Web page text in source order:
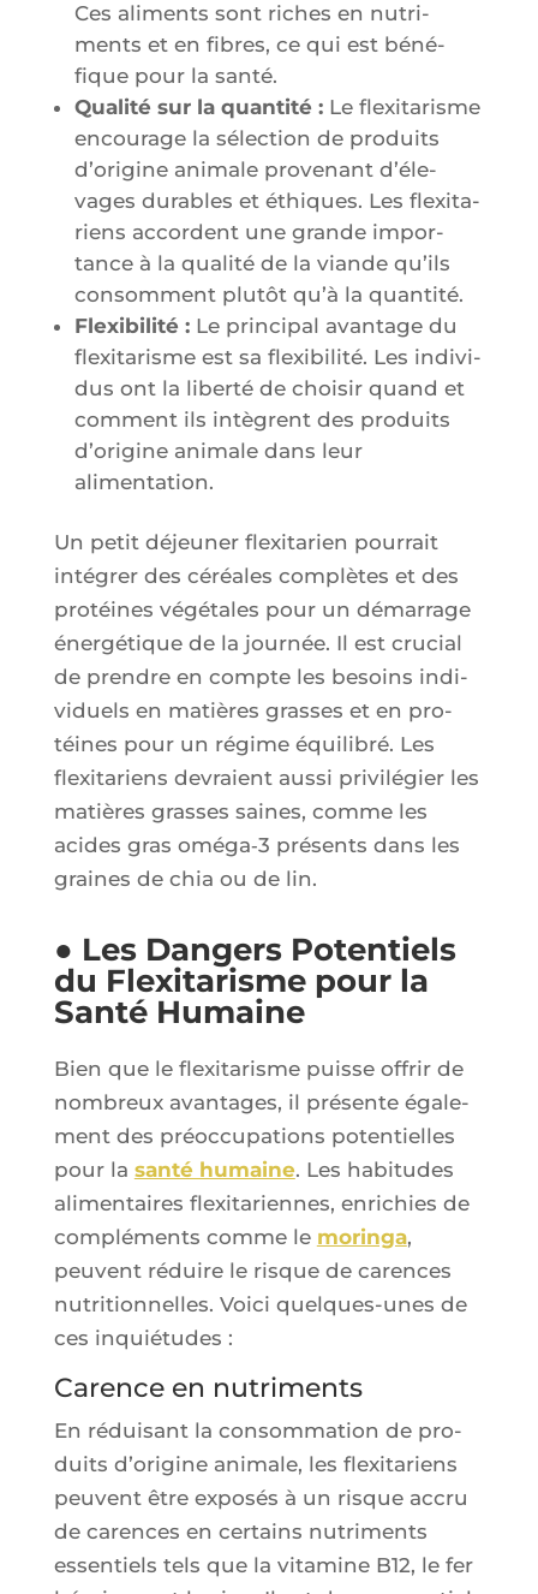
Ces ali­ments sont riches en nutri­
ments et en fibres, ce qui est béné­
fique pour la santé.
Qua­li­té sur la quan­ti­té :Le flexi­ta­risme
encou­rage la sélec­tion de pro­duits
d’o­ri­gine ani­male pro­ve­nant d’é­le­
vages durables et éthiques. Les flexi­ta­
riens accordent une grande impor­
tance à la qua­li­té de la viande qu’ils
consomment plu­tôt qu’à la quantité.
Flexi­bi­li­té :Le prin­ci­pal avan­tage du
flexi­ta­risme est sa flexi­bi­li­té. Les indi­vi­
dus ont la liber­té de choi­sir quand et
com­ment ils intègrent des pro­duits
d’o­ri­gine ani­male dans leur
alimentation.
Un petit déjeu­ner flexi­ta­rien pour­rait
inté­grer des céréales com­plètes et des
pro­téines végé­tales pour un démar­rage
éner­gé­tique de la jour­née. Il est cru­cial
de prendre en compte les besoins indi­
vi­duels en matières grasses et en pro­
téines pour un régime équi­li­bré. Les
flexi­ta­riens devraient aus­si pri­vi­lé­gier les
matières grasses saines, comme les
acides gras oméga‑3 pré­sents dans les
graines de chia ou de lin.
● Les Dangers Potentiels
du Flexitarisme pour la
Santé Humaine
Bien que le flexi­ta­risme puisse offrir de
nom­breux avan­tages, il pré­sente éga­le­
ment des pré­oc­cu­pa­tions poten­tielles
pour la san­té humaine. Les habi­tudes
ali­men­taires flexi­ta­riennes, enri­chies de
com­plé­ments comme le morin­ga,
peuvent réduire le risque de carences
nutri­tion­nelles. Voi­ci quelques-unes de
ces inquiétudes :
Carence en nutriments
En rédui­sant la consom­ma­tion de pro­
duits d’o­ri­gine ani­male, les flexi­ta­riens
peuvent être expo­sés à un risque accru
de carences en cer­tains nutri­ments
essen­tiels tels que la vita­mine B12, le fer